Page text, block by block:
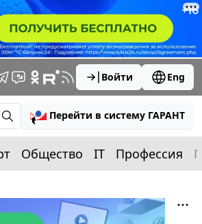
Войти Eng
Перейти в систему ГАРАНТ
Общество IT Профессия